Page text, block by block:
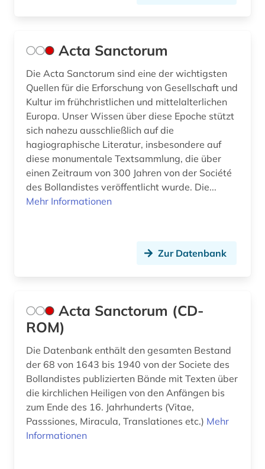
deutschland (1)
diaspora (1)
dictionary (1)
digha-nikaya (1)
digital database (1)
digitale bibliothek (1)
digitale edition (1)
diplomatik (1)
dissertation (2)
dissertationsdatenbank (1)
dogmatik (2)
Acta Sanctorum
Die Acta Sanctorum sind eine der wichtigsten
Quellen für die Erforschung von Gesellschaft und
Kultur im frühchristlichen und mittelalterlichen
Europa. Unser Wissen über diese Epoche stützt
sich nahezu ausschließlich auf die
hagiographische Literatur, insbesondere auf
diese monumentale Textsammlung, die über
einen Zeitraum von 300 Jahren von der Société
des Bollandistes veröffentlicht wurde. Die...
Mehr Informationen
Zur Datenbank
Acta Sanctorum (CD-
ROM)
Die Datenbank enthält den gesamten Bestand
der 68 von 1643 bis 1940 von der Societe des
Bollandistes publizierten Bände mit Texten über
die kirchlichen Heiligen von den Anfängen bis
zum Ende des 16. Jahrhunderts (Vitae,
Passsiones, Miracula, Translationes etc.) Mehr
Informationen